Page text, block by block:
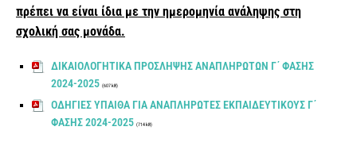
πρέπει να είναι ίδια με την ημερομηνία ανάληψης στη
σχολική σας μονάδα.
ΔΙΚΑΙΟΛΟΓΗΤΙΚΑ ΠΡΟΣΛΗΨΗΣ ΑΝΑΠΛΗΡΩΤΩΝ Γ΄ ΦΑΣΗΣ
2024-2025 (607 kB)
ΟΔΗΓΙΕΣ ΥΠΑΙΘΑ ΓΙΑ ΑΝΑΠΛΗΡΩΤΕΣ ΕΚΠΑΙΔΕΥΤΙΚΟΥΣ Γ΄
ΦΑΣΗΣ 2024-2025 (714 kB)